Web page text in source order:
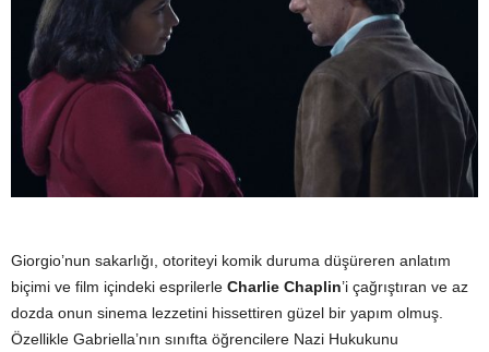
Giorgio’nun sakarlığı, otoriteyi komik duruma düşüreren anlatım
biçimi ve film içindeki esprilerle Charlie Chaplin’i çağrıştıran ve az
dozda onun sinema lezzetini hissettiren güzel bir yapım olmuş.
Özellikle Gabriella’nın sınıfta öğrencilere Nazi Hukukunu